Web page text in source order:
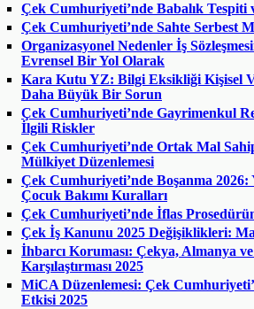
Çek Cumhuriyeti’nde Babalık Tespiti
Çek Cumhuriyeti’nde Sahte Serbest
Organizasyonel Nedenler İş
Evrensel Bir Yol Olarak
Kara Kutu YZ: Bilgi Eksikliği Kişisel
Daha Büyük Bir Sorun
Çek Cumhuriyeti’nde Gayrimenkul
İlgili Riskler
Çek Cumhuriyeti’nde Ortak Mal
Mülkiyet Düzenlemesi
Çek Cumhuriyeti’nde Boşanma 2026:
Çocuk Bakımı Kuralları
Çek Cumhuriyeti’nde İflas
Çek İş Kanunu 2025 Değişiklikleri:
İhbarcı Koruması: Çekya, Almanya
Karşılaştırması 2025
MiCA Düzenlemesi: Çek
Etkisi 2025